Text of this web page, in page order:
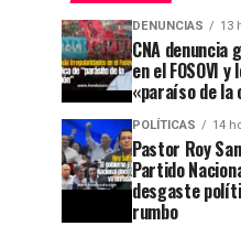
DENUNCIAS 13
CNA
en el FOSOVI
«paraíso de la
POLÍTICAS 14
Pastor Roy
Partido
desgaste
rumbo